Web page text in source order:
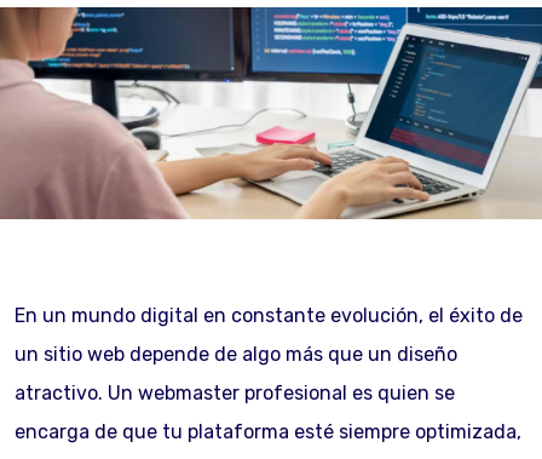
En un mundo digital en constante evolución, el éxito de
un sitio web depende de algo más que un diseño
atractivo. Un webmaster profesional es quien se
encarga de que tu plataforma esté siempre optimizada,